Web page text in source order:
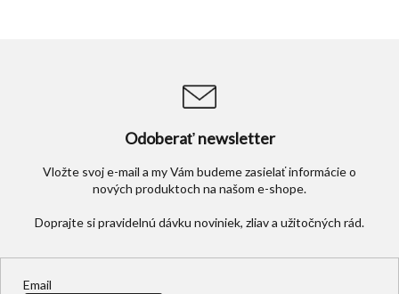
Odoberať newsletter
Vložte svoj e-mail a my Vám budeme zasielať informácie o
nových produktoch na našom e-shope.
Email